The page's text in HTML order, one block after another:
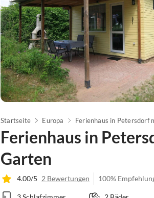
Startseite Europa
Ferienhaus in
Garten
4.00/5 2 Bewertungen 100%